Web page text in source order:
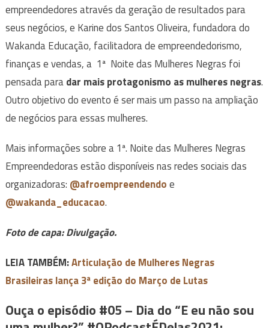
empreendedores através da geração de resultados para
seus negócios, e Karine dos Santos Oliveira, fundadora do
Wakanda Educação, facilitadora de empreendedorismo,
finanças e vendas, a 1ª Noite das Mulheres Negras foi
pensada paradar mais protagonismo as mulheres negras.
Outro objetivo do evento é ser mais um passo na ampliação
de negócios para essas mulheres.
Mais informações sobre a 1ª. Noite das Mulheres Negras
Empreendedoras estão disponíveis nas redes sociais das
organizadoras: @afroempreendendoe
@wakanda_educacao.
Foto de capa: Divulgação.
LEIA TAMBÉM:Articulação de Mulheres Negras
Brasileiras lança 3ª edição do Março de Lutas
Ouça o episódio #05 – Dia do “E eu não sou